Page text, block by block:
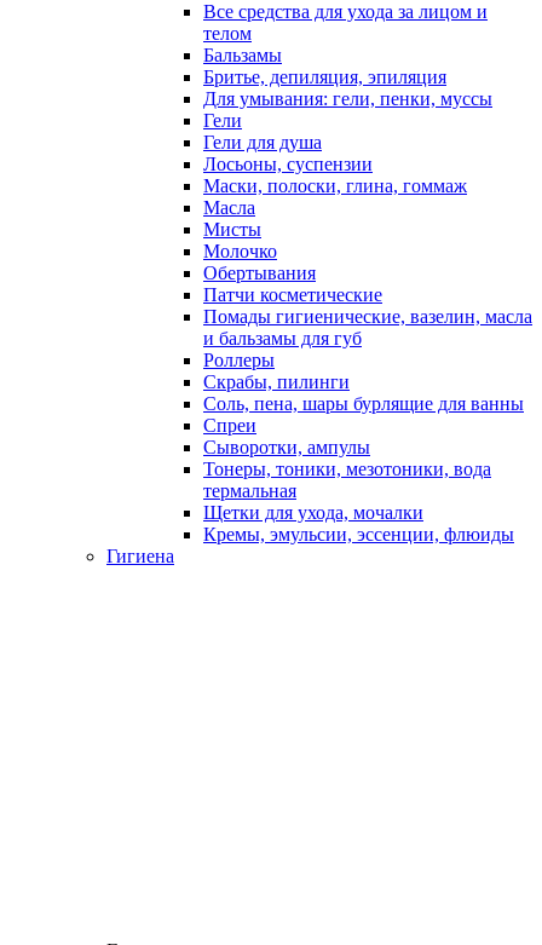
Все средства для ухода за лицом и
телом
Бальзамы
Бритье, депиляция, эпиляция
Для умывания: гели, пенки, муссы
Гели
Гели для душа
Лосьоны, суспензии
Маски, полоски, глина, гоммаж
Масла
Мисты
Молочко
Обертывания
Патчи косметические
Помады гигиенические, вазелин, масла
и бальзамы для губ
Роллеры
Скрабы, пилинги
Соль, пена, шары бурлящие для ванны
Спреи
Сыворотки, ампулы
Тонеры, тоники, мезотоники, вода
термальная
Щетки для ухода, мочалки
Кремы, эмульсии, эссенции, флюиды
Гигиена